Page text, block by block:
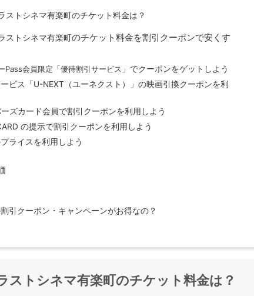
ストシネマ有楽町のチケット料金は？
ストシネマ有楽町のチケット料金を割引クーポンで安くす
Pass会員限定「優待割引サービス 」でクーポンをゲットしよう
ビス「U-NEXT（ユーネクスト）」の映画引換クーポンを利
ズカード会員で割引クーポンを利用しよう
の提示で割引クーポンを利用しよう
ライスを利用しよう
引クーポン・キャンペーンがお得なの？
ストシネマ有楽町のチケット料金は？